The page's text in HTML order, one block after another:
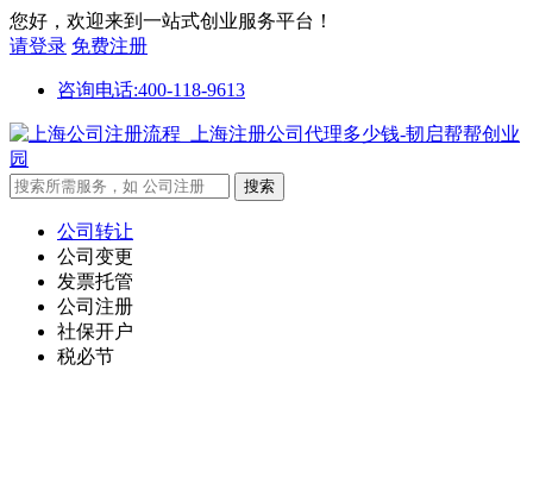
您好，欢迎来到一站式创业服务平台！
请登录 免费注册
咨询电话:400-118-9613
公司转让
公司变更
发票托管
公司注册
社保开户
税必节